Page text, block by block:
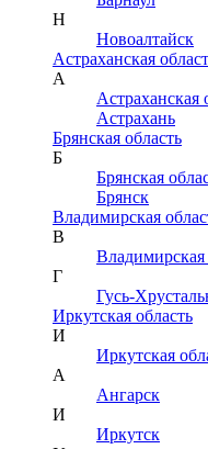
Н
Новоалтайск
Астраханская
А
Астраханская
Астрахань
Брянская область
Б
Брянская
Брянск
Владимирская
В
Владимирская
Г
Гусь-
Иркутская область
И
Иркутская
А
Ангарск
И
Иркутск